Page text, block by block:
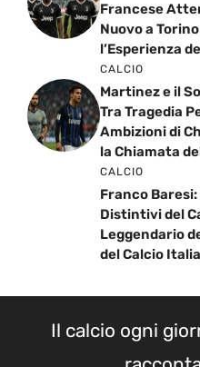
Francese
Nuovo a
l’Esperienza
CALCIO
Martinez e il
Tra Tragedia
Ambizioni di
la Chiamata
CALCIO
Franco Baresi:
Distintivi del
Leggendario
del Calcio
Il calcio ogni